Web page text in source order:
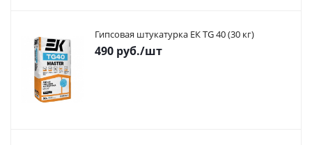
Гипсовая штукатурка ЕК TG 40 (30 кг)
490 руб./шт